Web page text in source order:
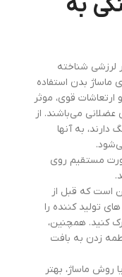
شناخته
بدن استفاده
قوی، موثر
می‌باشند. از
به آنها
مستقیم روی
که قبل از
کننده را
همچنین،
به بافت
ماساژ، بهتر